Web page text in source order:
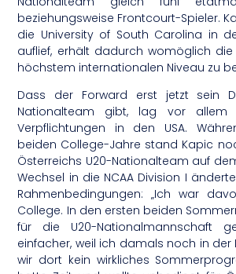
beziehungsweise Frontcourt-Spieler.
die University of South Carolina in
auflief, erhält dadurch womöglich
höchstem internationalen Niveau zu
Dass der Forward erst jetzt sein
Nationalteam gibt, lag vor allem
Verpflichtungen in den USA.
beiden College-Jahre stand Kapic
Österreichs U20-Nationalteam auf
Wechsel in die NCAA Division I
Rahmenbedingungen: „Ich war
College. In den ersten beiden
für die U20-Nationalmannschaft
einfacher, weil ich damals noch in der
wir dort kein wirkliches